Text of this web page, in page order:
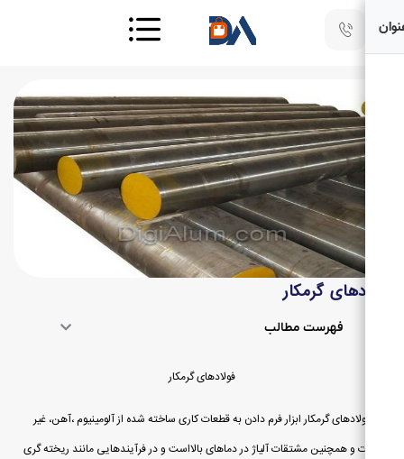
گرمکار
فهرست مطالب
فولادهای گرمکار
گرمکار ابزار فرم دادن به قطعات کاری ساخته شده از آلومینیوم ،آهن، غیر
و همچنین مشتقات آلیاژ در دماهای بالااست و در فرآیندهایی مانند ریخته گری